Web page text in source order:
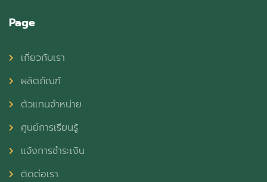
Page
เกี่ยวกับเรา
ผลิตภัณฑ์
ตัวแทนจำหน่าย
ศูนย์การเรียนรู้
แจ้งการชำระเงิน
ติดต่อเรา